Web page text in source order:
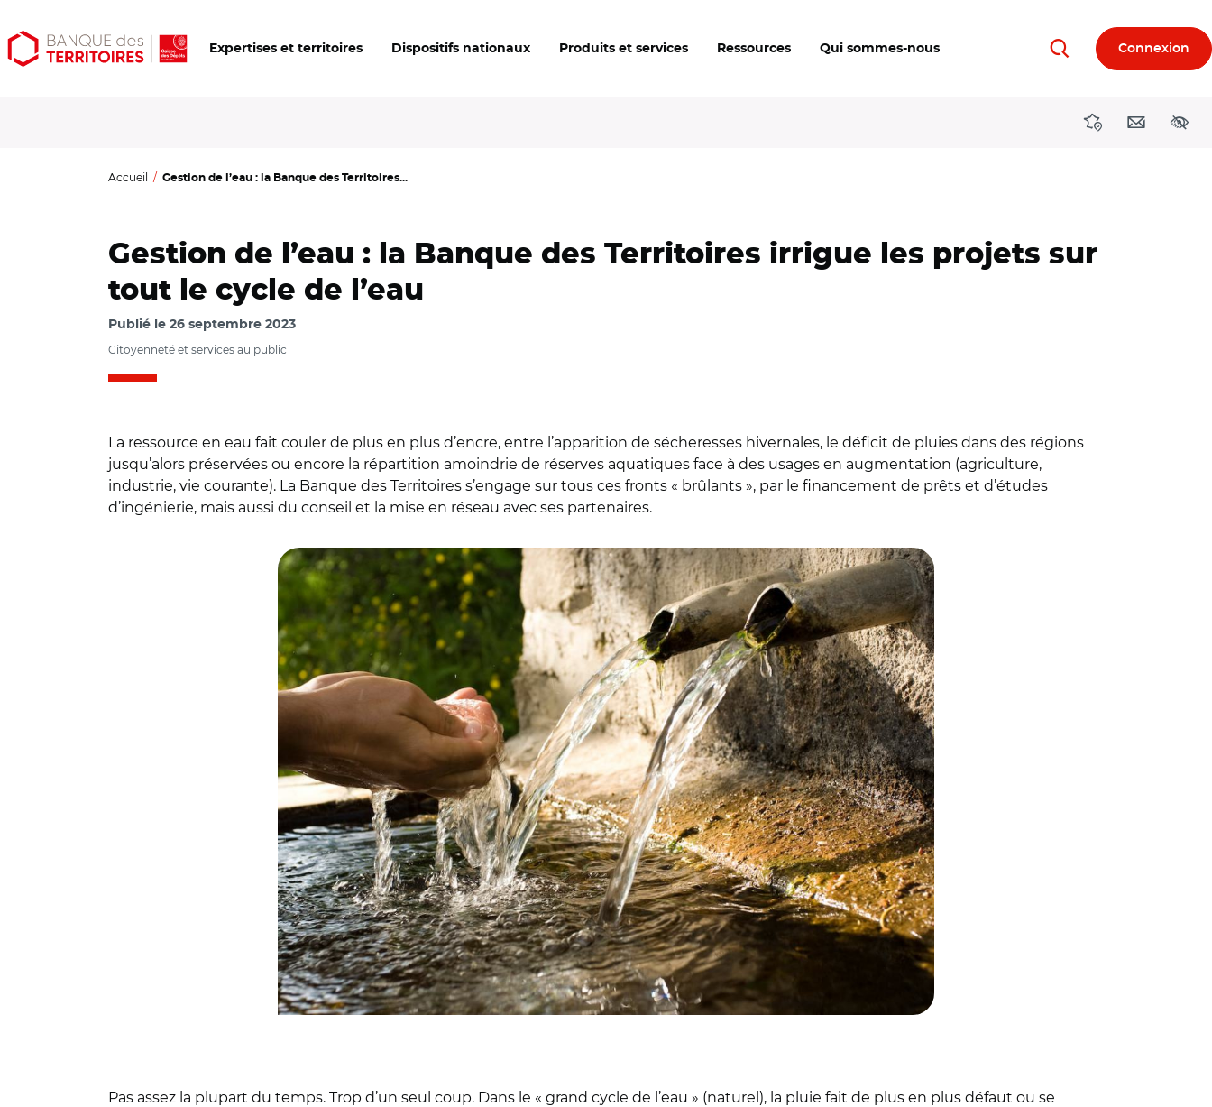
Aller
au
Aller
au
Ouvrir
les
Expertises et territoires Dispositifs nationaux Produits et services Ressources Qui sommes-nous RechercherConnexion
DirectionsContact
Accueil Gestion de l’eau : la Banque des Territoires...
Gestion de l’eau : la Banque des Territoires irrigue les projets sur
tout le cycle de l’eau
Publié le 26 septembre 2023
Citoyenneté et services au public
La ressource en eau fait couler de plus en plus d’encre, entre l’apparition de sécheresses hivernales, le déficit de pluies dans des régions
jusqu’alors préservées ou encore la répartition amoindrie de réserves aquatiques face à des usages en augmentation (agriculture,
industrie, vie courante). La Banque des Territoires s’engage sur tous ces fronts « brûlants », par le financement de prêts et d’études
d’ingénierie, mais aussi du conseil et la mise en réseau avec ses partenaires.
Pas assez la plupart du temps. Trop d’un seul coup. Dans le « grand cycle de l’eau » (naturel), la pluie fait de plus en plus défaut ou se